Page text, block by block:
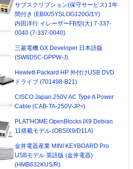
サブスクリプション(保守サービス) 1年
間付き (EBIX/SYSLOG120G/1Y)
内田洋行 イレーザーFB型(大) 7-337-
0040 (7-337-0040)
三菱電機 GX Developer 日本語版
(SW8D5C-GPPW-J)
Hewlett-Packard HP 外付けUSB DVD
ドライブ (701498-B21)
CISCO Japan 250V AC Type A Power
Cable (CAB-TA-250V-JP=)
PLAT'HOME OpenBlocks IX9 Debian
11搭載モデル (OBSIX9/D11A)
金井電器産業 MINI KEYBOARD Pro
USBモデル 英語版 (金井電器)
(HMB632KUS/R)